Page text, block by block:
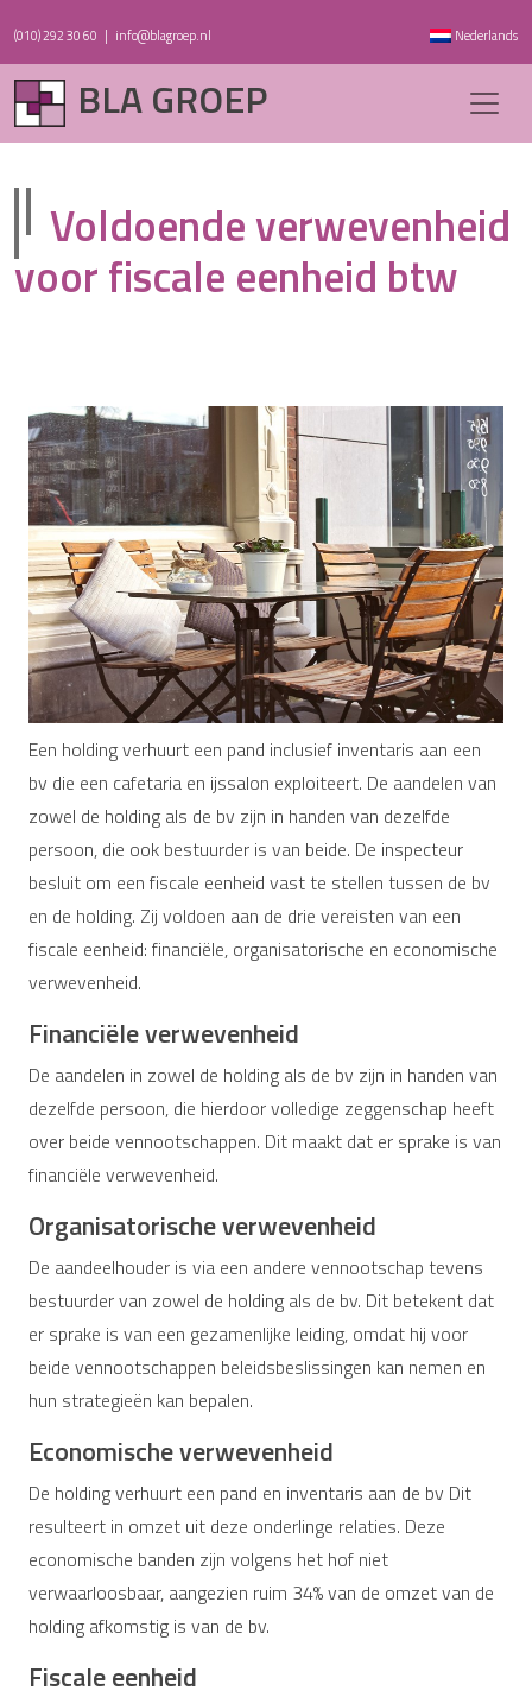
(010) 292 30 60 | info@blagroep.nl Nederlands
BLA GROEP
Voldoende verwevenheid
voor fiscale eenheid btw
Een holding verhuurt een pand inclusief inventaris aan een
bv die een cafetaria en ijssalon exploiteert. De aandelen van
zowel de holding als de bv zijn in handen van dezelfde
persoon, die ook bestuurder is van beide. De inspecteur
besluit om een fiscale eenheid vast te stellen tussen de bv
en de holding. Zij voldoen aan de drie vereisten van een
fiscale eenheid: financiële, organisatorische en economische
verwevenheid.
Financiële verwevenheid
De aandelen in zowel de holding als de bv zijn in handen van
dezelfde persoon, die hierdoor volledige zeggenschap heeft
over beide vennootschappen. Dit maakt dat er sprake is van
financiële verwevenheid.
Organisatorische verwevenheid
De aandeelhouder is via een andere vennootschap tevens
bestuurder van zowel de holding als de bv. Dit betekent dat
er sprake is van een gezamenlijke leiding, omdat hij voor
beide vennootschappen beleidsbeslissingen kan nemen en
hun strategieën kan bepalen.
Economische verwevenheid
De holding verhuurt een pand en inventaris aan de bv Dit
resulteert in omzet uit deze onderlinge relaties. Deze
economische banden zijn volgens het hof niet
verwaarloosbaar, aangezien ruim 34% van de omzet van de
holding afkomstig is van de bv.
Fiscale eenheid